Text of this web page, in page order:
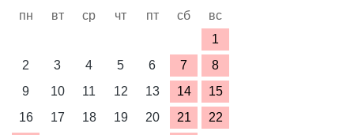
пн вт ср чт пт сб
вс
1
2
3 4 5 6 7
8
9
10 11 12 13 14
15
16
17 18 19 20 21
22